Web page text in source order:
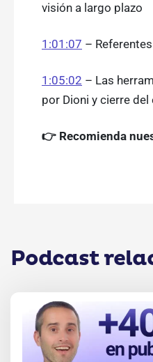
visión a largo plazo
1:01:07 –
1:05:02 – Las
por Dioni y cierre del
👉 Recomienda
Podcast